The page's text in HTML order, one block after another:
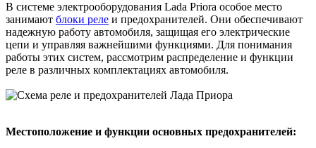
В системе электрооборудования Lada Priora особое место
занимают блоки реле и предохранителей. Они обеспечивают
надежную работу автомобиля, защищая его электрические
цепи и управляя важнейшими функциями. Для понимания
работы этих систем, рассмотрим распределение и функции
реле в различных комплектациях автомобиля.
Местоположение и функции основных предохранителей: